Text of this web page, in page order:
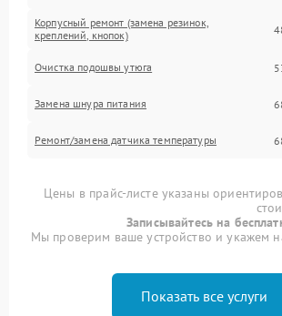
Корпусный ремонт (замена резинок,
креплений, кнопок)
Очистка подошвы утюга
Замена шнура питания
Ремонт/замена датчика температуры
Цены в прайс-листе указаны
Записывайтесь на
Мы проверим ваше устройство и укажем
Показать все услуги